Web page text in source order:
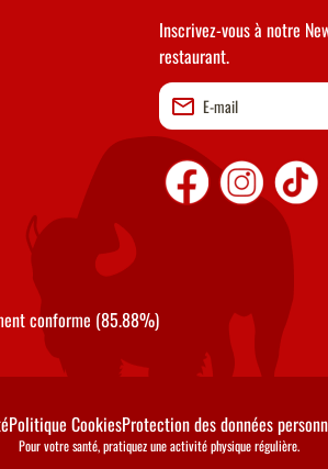
conforme (85.88%)
Inscrivez-vous à notre
restaurant.
Politique CookiesProtection des données
Pour votre santé, pratiquez une activité physique régulière.